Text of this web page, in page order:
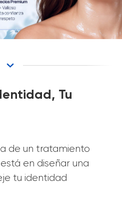
Tu
de un tratamiento
en diseñar una
tu identidad